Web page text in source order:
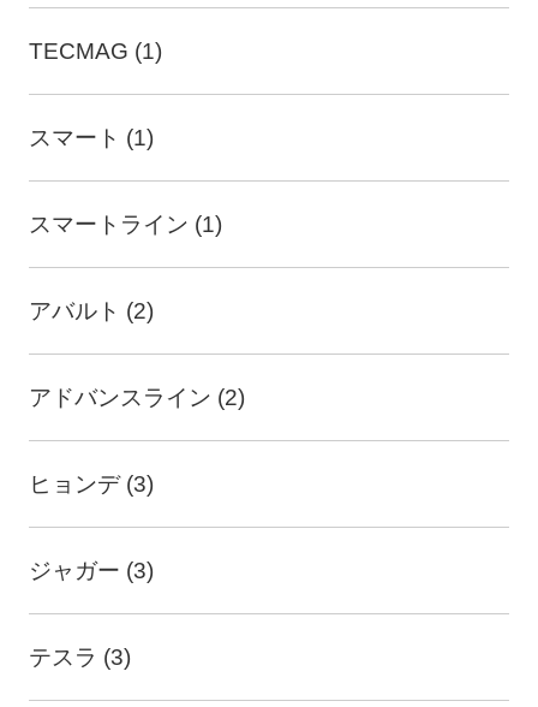
TECMAG (1)
スマート (1)
スマートライン (1)
アバルト (2)
アドバンスライン (2)
ヒョンデ (3)
ジャガー (3)
テスラ (3)